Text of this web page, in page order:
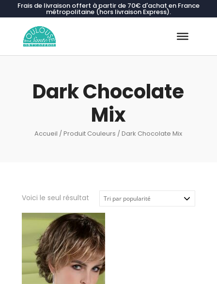
Frais de livraison offert à partir de 70€ d'achat en France
métropolitaine (hors livraison Express).
Dark Chocolate
Mix
Accueil / Produit Couleurs / Dark Chocolate Mix
Voici le seul résultat